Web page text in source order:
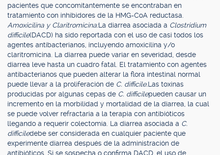
pacientes que concomitantemente se encontraban en
tratamiento con inhibidores de la HMG-CoA reductasa.
Amoxicilina y Claritromicina:La diarrea asociada a Clostridium
difficile(DACD) ha sido reportada con el uso de casi todos los
agentes antibacterianos, incluyendo amoxicilina y/o
claritromicina. La diarrea puede variar en severidad, desde
diarrea leve hasta un cuadro fatal. El tratamiento con agentes
antibacterianos que pueden alterar la flora intestinal normal
puede llevar a la proliferación de C. difficile.Las toxinas
producidas por algunas cepas de C. difficilepueden causar un
incremento en la morbilidad y mortalidad de la diarrea, la cual
se puede volver refractaria a la terapia con antibióticos
llegando a requerir colectomía. La diarrea asociada a C.
difficiledebe ser considerada en cualquier paciente que
experimente diarrea después de la administración de
antibióticos. Si se sospecha o confirma DACD, el uso de